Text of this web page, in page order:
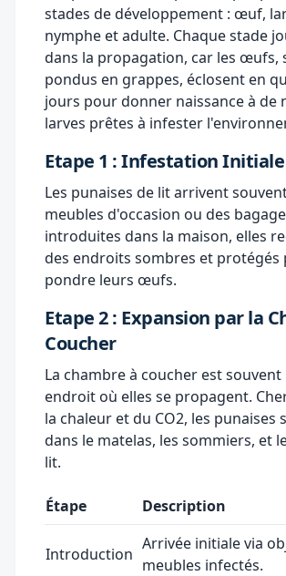
stades de développement : œuf,
nymphe et adulte. Chaque stade
dans la propagation, car les œufs,
pondus en grappes, éclosent en
jours pour donner naissance à de
larves prêtes à infester
Etape 1 : Infestation Initiale
Les punaises de lit arrivent
meubles d'occasion ou des
introduites dans la maison, elles
des endroits sombres et protégés
pondre leurs œufs.
Etape 2 : Expansion par la
Coucher
La chambre à coucher est
endroit où elles se propagent.
la chaleur et du CO2, les punaises
dans le matelas, les sommiers, et
lit.
Étape Description
Introduction
Arrivée initiale via
meubles infectés.